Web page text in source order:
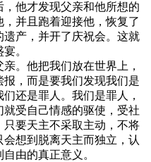
他才发现父亲和他所想的
并且跑着迎接他，恢复了
产，并开了庆祝会。这就
。
。他把我们放在世界上，
，而是要我们发现我们是
还是罪人。我们是罪人，
受自己情感的驱使，受社
要天主不采取主动，不将
想到脱离天主而独立，认
由的真正意义。